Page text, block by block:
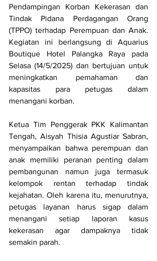
Pendampingan Korban Kekerasan dan
Tindak Pidana Perdagangan Orang
(TPPO) terhadap Perempuan dan Anak.
Kegiatan ini berlangsung di Aquarius
Boutique Hotel Palangka Raya pada
Selasa (14/5/2025) dan bertujuan untuk
meningkatkan pemahaman dan
kapasitas para petugas dalam
menangani korban.
Ketua Tim Penggerak PKK Kalimantan
Tengah, Aisyah Thisia Agustiar Sabran,
menyampaikan bahwa perempuan dan
anak memiliki peranan penting dalam
pembangunan namun juga termasuk
kelompok rentan terhadap tindak
kejahatan. Oleh karena itu, menurutnya,
petugas layanan harus sigap dalam
menangani setiap laporan kasus
kekerasan agar dampaknya tidak
semakin parah.